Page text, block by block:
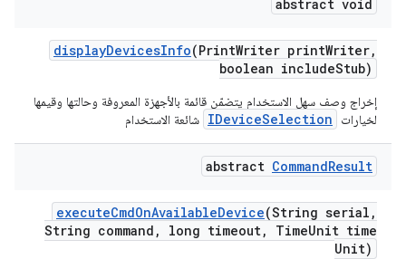
abstract void
displayDevicesInfo(PrintWriter printWriter,
boolean includeStub)
إخراج وصف سهل الاستخدام يتضمّن قائمة بالأجهزة المعروفة وحالتها وقيمها
لخيارات
IDeviceSelection شائعة الاستخدام
abstract CommandResult
executeCmdOnAvailableDevice(String serial ,
String command , long timeout, TimeUnit time
Unit)